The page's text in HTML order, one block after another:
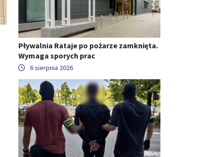
Pływalnia Rataje po pożarze zamknięta.
Wymaga sporych prac
6 sierpnia 2026